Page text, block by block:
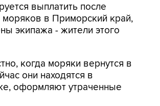
выплатить после
в Приморский край,
экипажа - жители этого
когда моряки вернутся в
они находятся в
оформляют утраченные